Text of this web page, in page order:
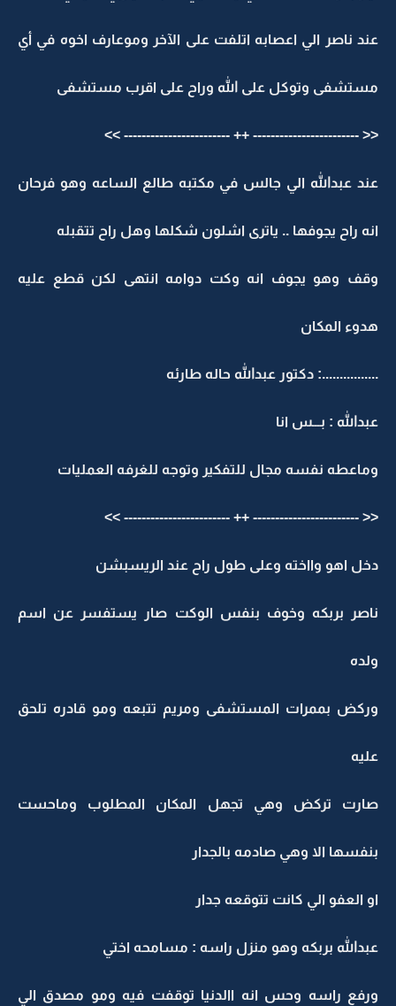
عند ناصر الي اعصابه اتلفت على الآخر وموعارف اخوه في أي
مستشفى وتوكل على الله وراح على اقرب مستشفى
<< ------------------------ ++ ------------------------ >>
عند عبدالله الي جالس في مكتبه طالع الساعه وهو فرحان
انه راح يجوفها .. ياترى اشلون شكلها وهل راح تتقبله
وقف وهو يجوف انه وكت دوامه انتهى لكن قطع عليه
هدوء المكان
................: دكتور عبدالله حاله طارئه
عبدالله : بـــس انا
وماعطه نفسه مجال للتفكير وتوجه للغرفه العمليات
<< ------------------------ ++ ------------------------ >>
دخل اهو وااخته وعلى طول راح عند الريسبشن
ناصر بربكه وخوف بنفس الوكت صار يستفسر عن اسم
ولده
وركض بممرات المستشفى ومريم تتبعه ومو قادره تلحق
عليه
صارت تركض وهي تجهل المكان المطلوب وماحست
بنفسها الا وهي صادمه بالجدار
او العفو الي كانت تتوقعه جدار
عبدالله بربكه وهو منزل راسه : مسامحه اختي
ورفع راسه وحس انه االدنيا توقفت فيه ومو مصدق الي